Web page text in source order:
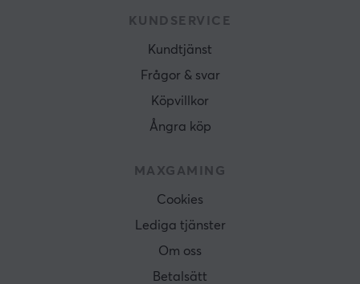
KUNDSERVICE
Kundtjänst
Frågor & svar
Köpvillkor
Ångra köp
MAXGAMING
Cookies
Lediga tjänster
Om oss
Betalsätt